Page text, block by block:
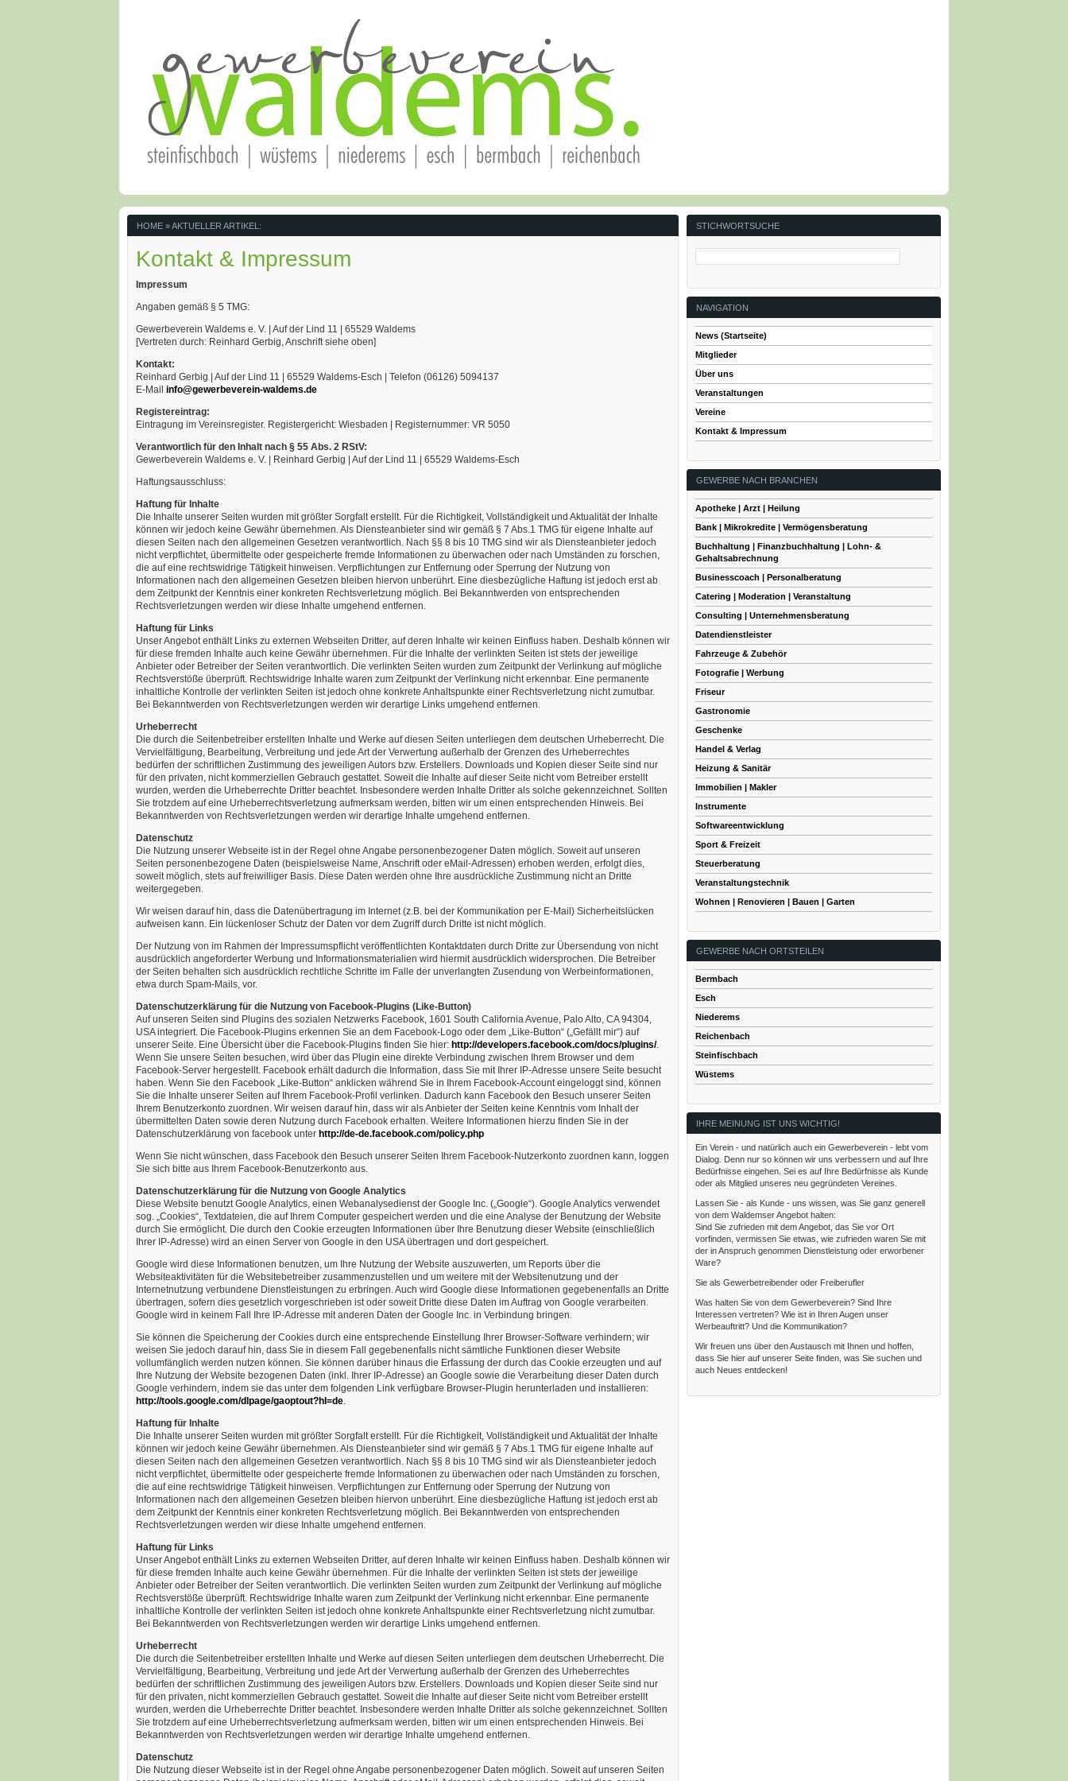
HOME » AKTUELLER ARTIKEL:
Kontakt & Impressum
Impressum
Angaben gemäß § 5 TMG:
Gewerbeverein Waldems e. V. | Auf der Lind 11 | 65529 Waldems
[Vertreten durch: Reinhard Gerbig, Anschrift siehe oben]
Kontakt:
Reinhard Gerbig | Auf der Lind 11 | 65529 Waldems-Esch | Telefon (06126) 5094137
E-Mail info@gewerbeverein-waldems.de
Registereintrag:
Eintragung im Vereinsregister. Registergericht: Wiesbaden | Registernummer: VR 5050
Verantwortlich für den Inhalt nach § 55 Abs. 2 RStV:
Gewerbeverein Waldems e. V. | Reinhard Gerbig | Auf der Lind 11 | 65529 Waldems-Esch
Haftungsausschluss:
Haftung für Inhalte
Die Inhalte unserer Seiten wurden mit größter Sorgfalt erstellt. Für die Richtigkeit, Vollständigkeit und Aktualität der Inhalte
können wir jedoch keine Gewähr übernehmen. Als Diensteanbieter sind wir gemäß § 7 Abs.1 TMG für eigene Inhalte auf
diesen Seiten nach den allgemeinen Gesetzen verantwortlich. Nach §§ 8 bis 10 TMG sind wir als Diensteanbieter jedoch
nicht verpflichtet, übermittelte oder gespeicherte fremde Informationen zu überwachen oder nach Umständen zu forschen,
die auf eine rechtswidrige Tätigkeit hinweisen. Verpflichtungen zur Entfernung oder Sperrung der Nutzung von
Informationen nach den allgemeinen Gesetzen bleiben hiervon unberührt. Eine diesbezügliche Haftung ist jedoch erst ab
dem Zeitpunkt der Kenntnis einer konkreten Rechtsverletzung möglich. Bei Bekanntwerden von entsprechenden
Rechtsverletzungen werden wir diese Inhalte umgehend entfernen.
Haftung für Links
Unser Angebot enthält Links zu externen Webseiten Dritter, auf deren Inhalte wir keinen Einfluss haben. Deshalb können wir
für diese fremden Inhalte auch keine Gewähr übernehmen. Für die Inhalte der verlinkten Seiten ist stets der jeweilige
Anbieter oder Betreiber der Seiten verantwortlich. Die verlinkten Seiten wurden zum Zeitpunkt der Verlinkung auf mögliche
Rechtsverstöße überprüft. Rechtswidrige Inhalte waren zum Zeitpunkt der Verlinkung nicht erkennbar. Eine permanente
inhaltliche Kontrolle der verlinkten Seiten ist jedoch ohne konkrete Anhaltspunkte einer Rechtsverletzung nicht zumutbar.
Bei Bekanntwerden von Rechtsverletzungen werden wir derartige Links umgehend entfernen.
Urheberrecht
Die durch die Seitenbetreiber erstellten Inhalte und Werke auf diesen Seiten unterliegen dem deutschen Urheberrecht. Die
Vervielfältigung, Bearbeitung, Verbreitung und jede Art der Verwertung außerhalb der Grenzen des Urheberrechtes
bedürfen der schriftlichen Zustimmung des jeweiligen Autors bzw. Erstellers. Downloads und Kopien dieser Seite sind nur
für den privaten, nicht kommerziellen Gebrauch gestattet. Soweit die Inhalte auf dieser Seite nicht vom Betreiber erstellt
wurden, werden die Urheberrechte Dritter beachtet. Insbesondere werden Inhalte Dritter als solche gekennzeichnet. Sollten
Sie trotzdem auf eine Urheberrechtsverletzung aufmerksam werden, bitten wir um einen entsprechenden Hinweis. Bei
Bekanntwerden von Rechtsverletzungen werden wir derartige Inhalte umgehend entfernen.
Datenschutz
Die Nutzung unserer Webseite ist in der Regel ohne Angabe personenbezogener Daten möglich. Soweit auf unseren
Seiten personenbezogene Daten (beispielsweise Name, Anschrift oder eMail-Adressen) erhoben werden, erfolgt dies,
soweit möglich, stets auf freiwilliger Basis. Diese Daten werden ohne Ihre ausdrückliche Zustimmung nicht an Dritte
weitergegeben.
Wir weisen darauf hin, dass die Datenübertragung im Internet (z.B. bei der Kommunikation per E-Mail) Sicherheitslücken
aufweisen kann. Ein lückenloser Schutz der Daten vor dem Zugriff durch Dritte ist nicht möglich.
Der Nutzung von im Rahmen der Impressumspflicht veröffentlichten Kontaktdaten durch Dritte zur Übersendung von nicht
ausdrücklich angeforderter Werbung und Informationsmaterialien wird hiermit ausdrücklich widersprochen. Die Betreiber
der Seiten behalten sich ausdrücklich rechtliche Schritte im Falle der unverlangten Zusendung von Werbeinformationen,
etwa durch Spam-Mails, vor.
Datenschutzerklärung für die Nutzung von Facebook-Plugins (Like-Button)
Auf unseren Seiten sind Plugins des sozialen Netzwerks Facebook, 1601 South California Avenue, Palo Alto, CA 94304,
USA integriert. Die Facebook-Plugins erkennen Sie an dem Facebook-Logo oder dem „Like-Button“ („Gefällt mir“) auf
unserer Seite. Eine Übersicht über die Facebook-Plugins finden Sie hier: http://developers.facebook.com/docs/plugins/.
Wenn Sie unsere Seiten besuchen, wird über das Plugin eine direkte Verbindung zwischen Ihrem Browser und dem
Facebook-Server hergestellt. Facebook erhält dadurch die Information, dass Sie mit Ihrer IP-Adresse unsere Seite besucht
haben. Wenn Sie den Facebook „Like-Button“ anklicken während Sie in Ihrem Facebook-Account eingeloggt sind, können
Sie die Inhalte unserer Seiten auf Ihrem Facebook-Profil verlinken. Dadurch kann Facebook den Besuch unserer Seiten
Ihrem Benutzerkonto zuordnen. Wir weisen darauf hin, dass wir als Anbieter der Seiten keine Kenntnis vom Inhalt der
übermittelten Daten sowie deren Nutzung durch Facebook erhalten. Weitere Informationen hierzu finden Sie in der
Datenschutzerklärung von facebook unter http://de-de.facebook.com/policy.php
Wenn Sie nicht wünschen, dass Facebook den Besuch unserer Seiten Ihrem Facebook-Nutzerkonto zuordnen kann, loggen
Sie sich bitte aus Ihrem Facebook-Benutzerkonto aus.
Datenschutzerklärung für die Nutzung von Google Analytics
Diese Website benutzt Google Analytics, einen Webanalysedienst der Google Inc. („Google“). Google Analytics verwendet
sog. „Cookies“, Textdateien, die auf Ihrem Computer gespeichert werden und die eine Analyse der Benutzung der Website
durch Sie ermöglicht. Die durch den Cookie erzeugten Informationen über Ihre Benutzung dieser Website (einschließlich
Ihrer IP-Adresse) wird an einen Server von Google in den USA übertragen und dort gespeichert.
Google wird diese Informationen benutzen, um Ihre Nutzung der Website auszuwerten, um Reports über die
Websiteaktivitäten für die Websitebetreiber zusammenzustellen und um weitere mit der Websitenutzung und der
Internetnutzung verbundene Dienstleistungen zu erbringen. Auch wird Google diese Informationen gegebenenfalls an Dritte
übertragen, sofern dies gesetzlich vorgeschrieben ist oder soweit Dritte diese Daten im Auftrag von Google verarbeiten.
Google wird in keinem Fall Ihre IP-Adresse mit anderen Daten der Google Inc. in Verbindung bringen.
Sie können die Speicherung der Cookies durch eine entsprechende Einstellung Ihrer Browser-Software verhindern; wir
weisen Sie jedoch darauf hin, dass Sie in diesem Fall gegebenenfalls nicht sämtliche Funktionen dieser Website
vollumfänglich werden nutzen können. Sie können darüber hinaus die Erfassung der durch das Cookie erzeugten und auf
Ihre Nutzung der Website bezogenen Daten (inkl. Ihrer IP-Adresse) an Google sowie die Verarbeitung dieser Daten durch
Google verhindern, indem sie das unter dem folgenden Link verfügbare Browser-Plugin herunterladen und installieren:
http://tools.google.com/dlpage/gaoptout?hl=de.
Haftung für Inhalte
Die Inhalte unserer Seiten wurden mit größter Sorgfalt erstellt. Für die Richtigkeit, Vollständigkeit und Aktualität der Inhalte
können wir jedoch keine Gewähr übernehmen. Als Diensteanbieter sind wir gemäß § 7 Abs.1 TMG für eigene Inhalte auf
diesen Seiten nach den allgemeinen Gesetzen verantwortlich. Nach §§ 8 bis 10 TMG sind wir als Diensteanbieter jedoch
nicht verpflichtet, übermittelte oder gespeicherte fremde Informationen zu überwachen oder nach Umständen zu forschen,
die auf eine rechtswidrige Tätigkeit hinweisen. Verpflichtungen zur Entfernung oder Sperrung der Nutzung von
Informationen nach den allgemeinen Gesetzen bleiben hiervon unberührt. Eine diesbezügliche Haftung ist jedoch erst ab
dem Zeitpunkt der Kenntnis einer konkreten Rechtsverletzung möglich. Bei Bekanntwerden von entsprechenden
Rechtsverletzungen werden wir diese Inhalte umgehend entfernen.
Haftung für Links
Unser Angebot enthält Links zu externen Webseiten Dritter, auf deren Inhalte wir keinen Einfluss haben. Deshalb können wir
für diese fremden Inhalte auch keine Gewähr übernehmen. Für die Inhalte der verlinkten Seiten ist stets der jeweilige
Anbieter oder Betreiber der Seiten verantwortlich. Die verlinkten Seiten wurden zum Zeitpunkt der Verlinkung auf mögliche
Rechtsverstöße überprüft. Rechtswidrige Inhalte waren zum Zeitpunkt der Verlinkung nicht erkennbar. Eine permanente
inhaltliche Kontrolle der verlinkten Seiten ist jedoch ohne konkrete Anhaltspunkte einer Rechtsverletzung nicht zumutbar.
Bei Bekanntwerden von Rechtsverletzungen werden wir derartige Links umgehend entfernen.
Urheberrecht
Die durch die Seitenbetreiber erstellten Inhalte und Werke auf diesen Seiten unterliegen dem deutschen Urheberrecht. Die
Vervielfältigung, Bearbeitung, Verbreitung und jede Art der Verwertung außerhalb der Grenzen des Urheberrechtes
bedürfen der schriftlichen Zustimmung des jeweiligen Autors bzw. Erstellers. Downloads und Kopien dieser Seite sind nur
für den privaten, nicht kommerziellen Gebrauch gestattet. Soweit die Inhalte auf dieser Seite nicht vom Betreiber erstellt
wurden, werden die Urheberrechte Dritter beachtet. Insbesondere werden Inhalte Dritter als solche gekennzeichnet. Sollten
Sie trotzdem auf eine Urheberrechtsverletzung aufmerksam werden, bitten wir um einen entsprechenden Hinweis. Bei
Bekanntwerden von Rechtsverletzungen werden wir derartige Inhalte umgehend entfernen.
Datenschutz
Die Nutzung dieser Webseite ist in der Regel ohne Angabe personenbezogener Daten möglich. Soweit auf unseren Seiten
STICHWORTSUCHE
NAVIGATION
News (Startseite)
Mitglieder
Über uns
Veranstaltungen
Vereine
Kontakt & Impressum
GEWERBE NACH BRANCHEN
Apotheke | Arzt | Heilung
Bank | Mikrokredite | Vermögensberatung
Buchhaltung | Finanzbuchhaltung | Lohn- &
Gehaltsabrechnung
Businesscoach | Personalberatung
Catering | Moderation | Veranstaltung
Consulting | Unternehmensberatung
Datendienstleister
Fahrzeuge & Zubehör
Fotografie | Werbung
Friseur
Gastronomie
Geschenke
Handel & Verlag
Heizung & Sanitär
Immobilien | Makler
Instrumente
Softwareentwicklung
Sport & Freizeit
Steuerberatung
Veranstaltungstechnik
Wohnen | Renovieren | Bauen | Garten
GEWERBE NACH ORTSTEILEN
Bermbach
Esch
Niederems
Reichenbach
Steinfischbach
Wüstems
IHRE MEINUNG IST UNS WICHTIG!
Ein Verein - und natürlich auch ein Gewerbeverein - lebt vom
Dialog. Denn nur so können wir uns verbessern und auf Ihre
Bedürfnisse eingehen. Sei es auf Ihre Bedürfnisse als Kunde
oder als Mitglied unseres neu gegründeten Vereines.
Lassen Sie - als Kunde - uns wissen, was Sie ganz generell
von dem Waldemser Angebot halten:
Sind Sie zufrieden mit dem Angebot, das Sie vor Ort
vorfinden, vermissen Sie etwas, wie zufrieden waren Sie mit
der in Anspruch genommen Dienstleistung oder erworbener
Ware?
Sie als Gewerbetreibender oder Freiberufler
Was halten Sie von dem Gewerbeverein? Sind Ihre
Interessen vertreten? Wie ist in Ihren Augen unser
Werbeauftritt? Und die Kommunikation?
Wir freuen uns über den Austausch mit Ihnen und hoffen,
dass Sie hier auf unserer Seite finden, was Sie suchen und
auch Neues entdecken!